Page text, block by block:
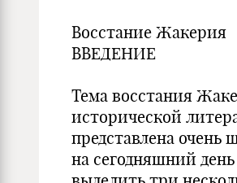
Восстание Жакерия
ВВЕДЕНИЕ
Тема восстания
исторической
представлена очень
на сегодняшний